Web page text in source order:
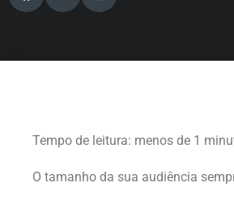
Tempo de leitura: menos de 1
O tamanho da sua audiência